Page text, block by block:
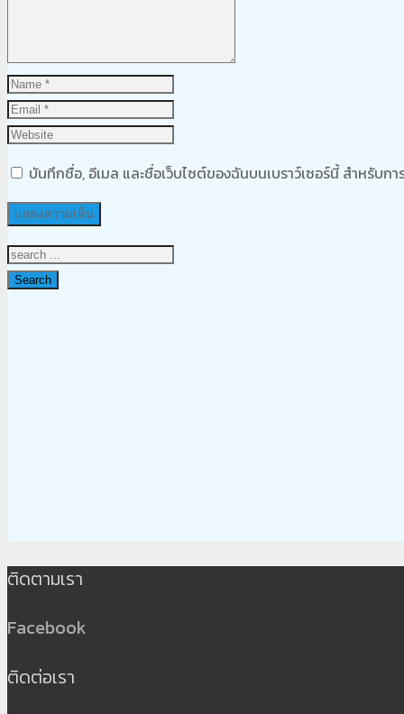
บันทึกชื่อ, อีเมล และชื่อเว็บไซต์ของฉันบนเบราว์เซอร์นี้ สำหรับก
Search
ติดตามเรา
Facebook
ติดต่อเรา